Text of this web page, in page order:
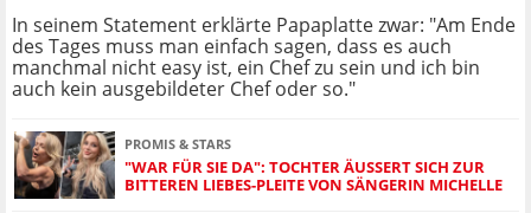
In seinem Statement erklärte Papaplatte zwar: "Am Ende
des Tages muss man einfach sagen, dass es auch
manchmal nicht easy ist, ein Chef zu sein und ich bin
auch kein ausgebildeter Chef oder so."
PROMIS & STARS
"WAR FÜR SIE DA": TOCHTER ÄUSSERT SICH ZUR B
ITTEREN LIEBES-PLEITE VON SÄNGERIN MICHELLE